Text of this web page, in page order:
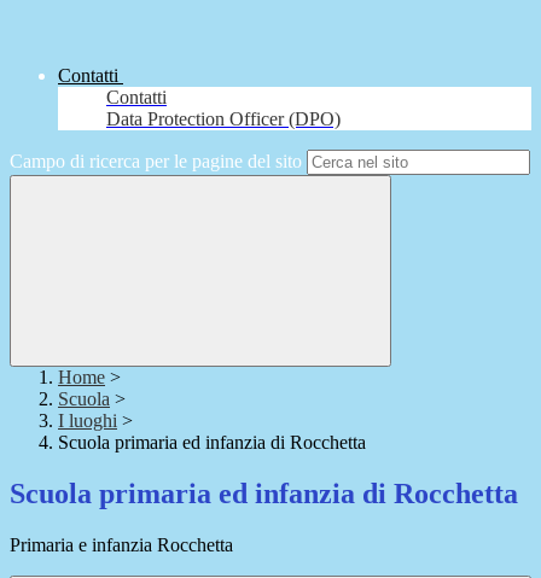
Contatti
Contatti
Data Protection Officer (DPO)
Campo di ricerca per le pagine del sito
Home >
Scuola >
I luoghi >
Scuola primaria ed infanzia di Rocchetta
Scuola primaria ed infanzia di Rocchetta
Primaria e infanzia Rocchetta